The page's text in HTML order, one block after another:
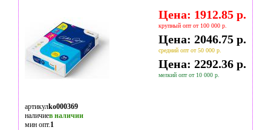
Цена: 1912.85 р.
крупный опт от 100 000 р.
Цена: 2046.75 р.
средний опт от 50 000 р.
Цена: 2292.36 р.
мелкий опт от 10 000 р.
артикулko000369
наличиев наличии
мин опт.1